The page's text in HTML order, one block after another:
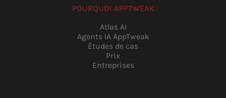
POURQUOI APPTWEAK
Atlas AI
Agents IA AppTweak
Études de cas
Prix
Entreprises